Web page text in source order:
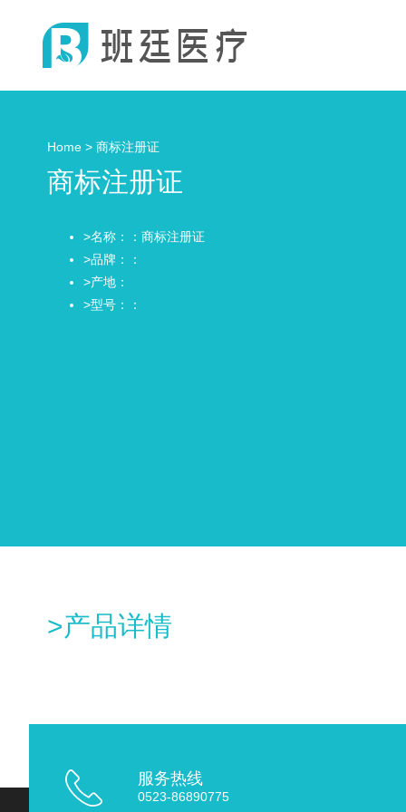
Home > 商标注册证
商标注册证
>名称：：商标注册证
>品牌：：
>产地：
>型号：：
>产品详情
服务热线
0523-86890775